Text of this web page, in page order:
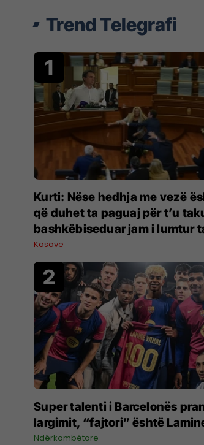
Trend Telegrafi
Kurti: Nëse hedhja me vezë
që duhet ta paguaj për t’u
bashkëbiseduar jam i lumtur
Kosovë
Super talenti i Barcelonës
largimit, “fajtori” është
Ndërkombëtare